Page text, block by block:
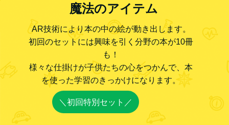
魔法のアイテム
AR技術により本の中の絵が動き出します。
初回のセットには興味を引く分野の本が10冊
も！
様々な仕掛けが子供たちの心をつかんで、本
を使った学習のきっかけになります。
＼初回特別セット／